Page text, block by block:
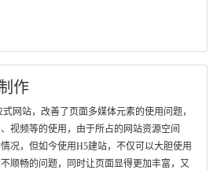
作
网站，改善了页面多媒体元素的使用问题，
视频等的使用，由于所占的网站资源空间
况，但如今使用H5建站，不仅可以大胆使用
顺畅的问题，同时让页面显得更加丰富，又